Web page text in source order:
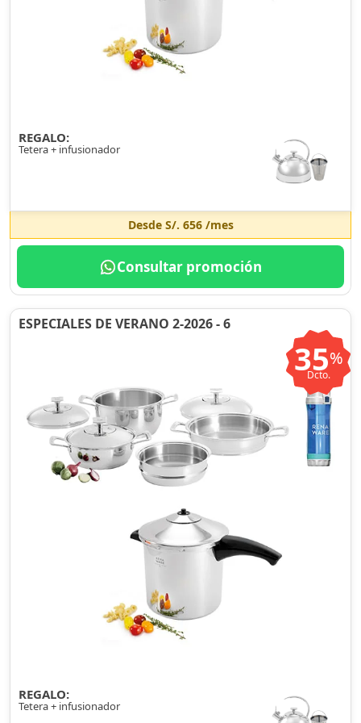
REGALO:
Tetera + infusionador
Desde S/. 656/mes
Consultar promoción
ESPECIALES DE VERANO 2-2026 - 6
35%
Dcto.
REGALO:
Tetera + infusionador